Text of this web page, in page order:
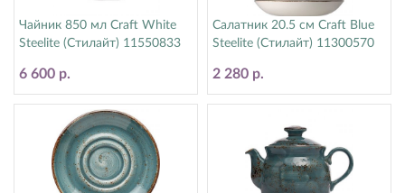
Чайник 850 мл Craft White
Steelite (Стилайт) 11550833
6 600 р.
Салатник 20.5 см Craft Blue
Steelite (Стилайт) 11300570
2 280 р.